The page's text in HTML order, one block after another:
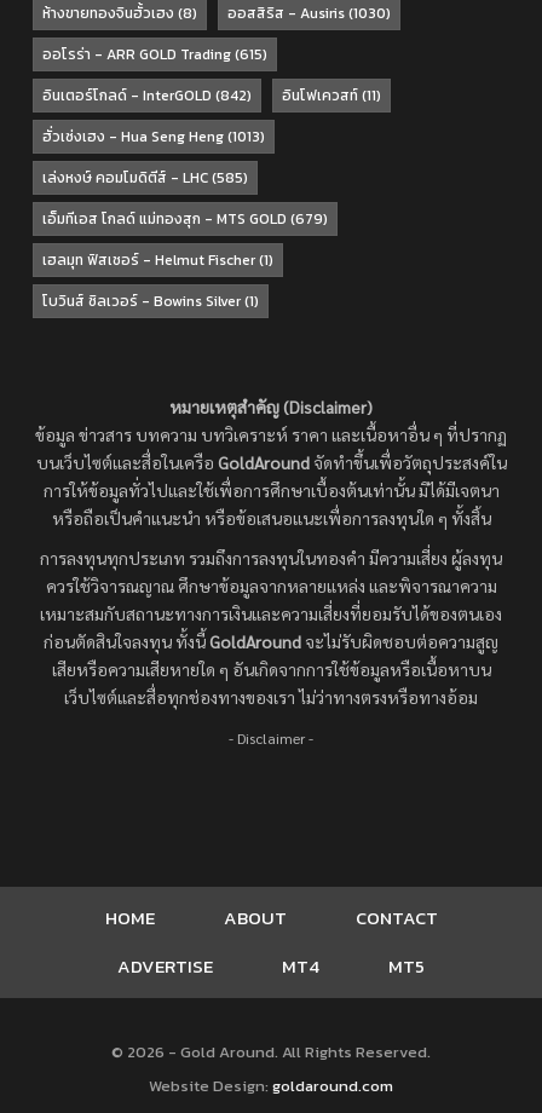
ห้างขายทองจินฮั้วเฮง (8) ออสสิริส - Ausiris(1030)
ออโรร่า - ARR GOLD Trading(615)
อินเตอร์โกลด์ - InterGOLD (842) อินโฟเควสท์(11)
ฮั่วเซ่งเฮง - Hua Seng Heng(1013)
เล่งหงษ์ คอมโมดิตีส์ - LHC(585)
เอ็มทีเอส โกลด์ แม่ทองสุก - MTS GOLD (679)
เฮลมุท ฟิสเชอร์ - Helmut Fischer(1)
โบวินส์ ซิลเวอร์ - Bowins Silver(1)
หมายเหตุสำคัญ (Disclaimer)
ข้อมูล ข่าวสาร บทความ บทวิเคราะห์ ราคา และเนื้อหาอื่น ๆ ที่ปรากฏ
บนเว็บไซต์และสื่อในเครือ GoldAroundจัดทำขึ้นเพื่อวัตถุประสงค์ใน
การให้ข้อมูลทั่วไปและใช้เพื่อการศึกษาเบื้องต้นเท่านั้น มิได้มีเจตนา
หรือถือเป็นคำแนะนำ หรือข้อเสนอแนะเพื่อการลงทุนใด ๆ ทั้งสิ้น
การลงทุนทุกประเภท รวมถึงการลงทุนในทองคำ มีความเสี่ยง ผู้ลงทุน
ควรใช้วิจารณญาณ ศึกษาข้อมูลจากหลายแหล่ง และพิจารณาความ
เหมาะสมกับสถานะทางการเงินและความเสี่ยงที่ยอมรับได้ของตนเอง
ก่อนตัดสินใจลงทุน ทั้งนี้GoldAround จะไม่รับผิดชอบต่อความสูญ
เสียหรือความเสียหายใด ๆ อันเกิดจากการใช้ข้อมูลหรือเนื้อหาบน
เว็บไซต์และสื่อทุกช่องทางของเรา ไม่ว่าทางตรงหรือทางอ้อม
- Disclaimer -
HOME ABOUT
CONTACT
ADVERTISE
MT4 MT5
© 2026 - Gold Around. All Rights Reserved.
Website Design: goldaround.com